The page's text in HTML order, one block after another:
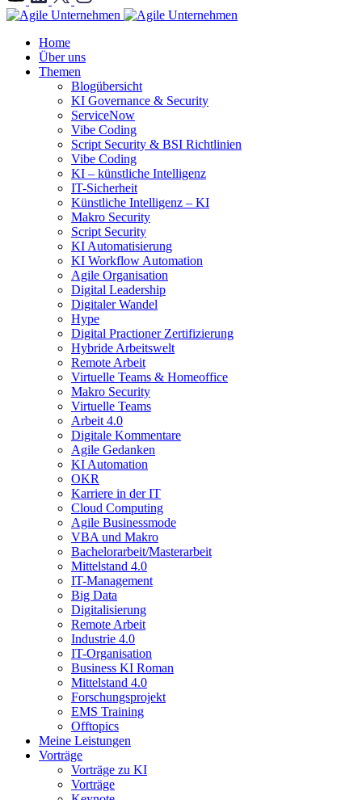
">
Home
Über uns
Themen
Blogübersicht
KI Governance & Security
ServiceNow
Vibe Coding
Script Security & BSI Richtlinien
Vibe Coding
KI – künstliche Intelligenz
IT-Sicherheit
Künstliche Intelligenz – KI
Makro Security
Script Security
KI Automatisierung
KI Workflow Automation
Agile Organisation
Digital Leadership
Digitaler Wandel
Hype
Digital Practioner Zertifizierung
Hybride Arbeitswelt
Remote Arbeit
Virtuelle Teams & Homeoffice
Makro Security
Virtuelle Teams
Arbeit 4.0
Digitale Kommentare
Agile Gedanken
KI Automation
OKR
Karriere in der IT
Cloud Computing
Agile Businessmode
VBA und Makro
Bachelorarbeit/Masterarbeit
Mittelstand 4.0
IT-Management
Big Data
Digitalisierung
Remote Arbeit
Industrie 4.0
IT-Organisation
Business KI Roman
Mittelstand 4.0
Forschungsprojekt
EMS Training
Offtopics
Meine Leistungen
Vorträge
Vorträge zu KI
Vorträge